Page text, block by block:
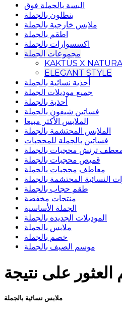
البسة بالجملة فوق
بنطلون بالجملة
ملابس خارجية بالجملة
اطقم بالجملة
اكسسوارات بالجملة
مجموعات الجملة
KAKTÜS X
ELEGANT STYLE
أحذية نسائية بالجملة
جميع موديلات الجملة
أحذية بالجملة
فساتين شيفون بالجملة
الملابس الأكثر مبيعا
الملابس المحتشمة بالجملة
فساتين بالجملة للمحجبات
ترنش محجبات بالجملة
قميص محجبات بالجملة
معاطف محجبات بالجملة
النسائية المحتشمة بالجملة
طقم حجاب بالجملة
منتجات مخفضة
الجملة الأساسية
الموديلات الجديده بالجملة
ملابس بالجملة
خصم بالجملة
موسم الصيف بالجملة
العثور على نتيجة
ملابس نسائية بالجملة